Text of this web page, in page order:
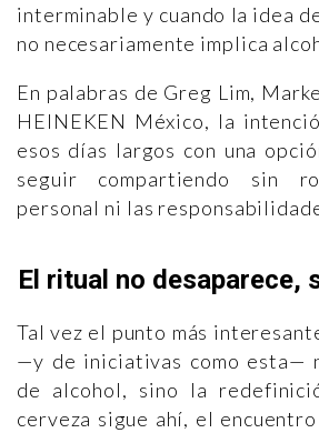
interminable y cuando la idea
no necesariamente implica
En palabras de Greg Lim,
HEINEKEN México, la
esos días largos con una
seguir compartiendo sin
personal ni las
El ritual no desaparece,
Tal vez el punto más
—y de iniciativas como esta—
de alcohol, sino la
cerveza sigue ahí, el